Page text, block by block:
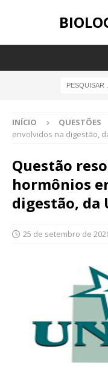
INÍCIO QUESTÕES
envolvidos na digestão,
Questão
hormônios
digestão, da
25 de setembro de